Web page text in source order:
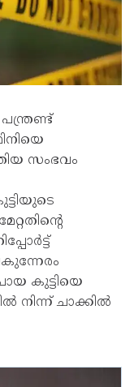
സംഭവം
കുട്ടിയെ
നിന്ന് ചാക്കിൽ